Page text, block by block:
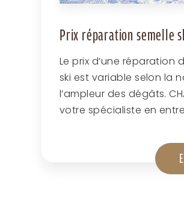
Prix réparation semelle
Le prix d’une réparation
ski est variable selon la
l’ampleur des dégâts.
votre spécialiste en